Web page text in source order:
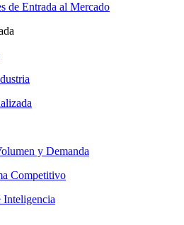
de Entrada al Mercado
y Demanda
Competitivo
Inteligencia